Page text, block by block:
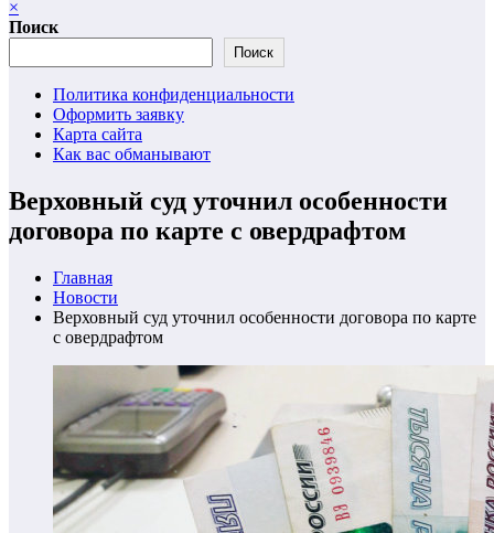
×
Поиск
Поиск
Политика конфиденциальности
Оформить заявку
Карта сайта
Как вас обманывают
Верховный суд уточнил особенности
договора по карте с овердрафтом
Главная
Новости
Верховный суд уточнил особенности договора по карте
с овердрафтом